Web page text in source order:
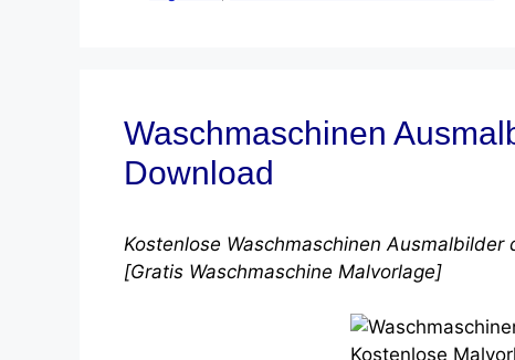
Waschmaschinen
Download
Kostenlose Waschmaschinen
[Gratis Waschmaschine Malvorlage]